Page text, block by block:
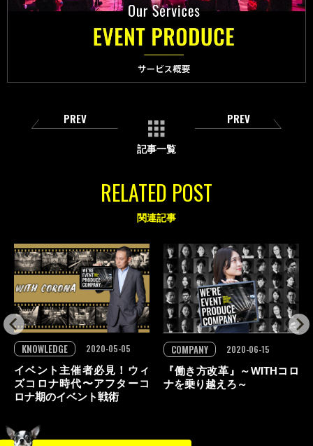
PREV
記事一覧
PREV
RELATED POST
関連記事
イベント主催者必見！ウィ
ズコロナ時代〜アフターコ
ロナ期のイベント戦術
KNOWLEDGE
2020-05-05
『働き方改革』～WITHコロ
ナを乗り越えろ～
COMPANY 2020-06-15